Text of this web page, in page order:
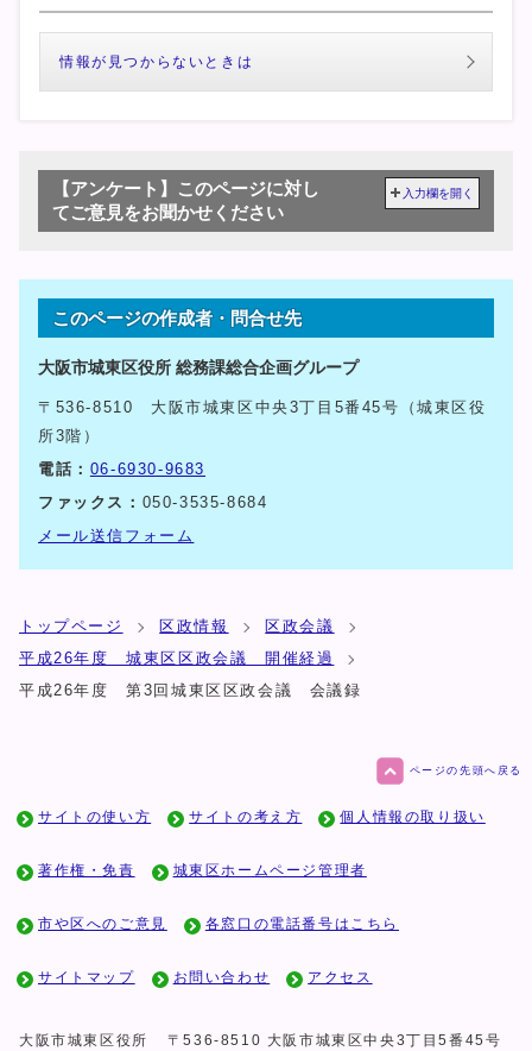
情報が見つからないときは
【アンケート】このページに対し
てご意見をお聞かせください
入力欄を開く
このページの作成者・問合せ先
大阪市城東区役所 総務課総合企画グループ
〒536-8510 大阪市城東区中央3丁目5番45号（城東区役
所3階）
電話： 06-6930-9683
ファックス： 050-3535-8684
メール送信フォーム
トップページ 区政情報
区政会議
平成26年度 城東区区政会議 開催経過
平成26年度 第3回城東区区政会議 会議録
ページの先頭へ戻る
サイトの使い方 サイトの考え方 個人情報の取り扱い
著作権・免責 城東区ホームページ管理者
市や区へのご意見 各窓口の電話番号はこちら
サイトマップ お問い合わせ アクセス
大阪市城東区役所 〒536-8510 大阪市城東区中央3丁目5番45号